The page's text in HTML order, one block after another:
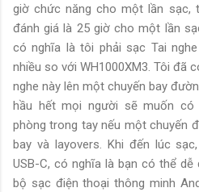
giờ chức năng cho một lần sạc,
đánh giá là 25 giờ cho một lần
có nghĩa là tôi phải sạc Tai
nhiều so với WH1000XM3. Tôi đã
nghe này lên một chuyến bay
hầu hết mọi người sẽ muốn
phòng trong tay nếu một chuyến
bay và layovers. Khi đến lúc
USB-C, có nghĩa là bạn có thể
bộ sạc điện thoại thông minh